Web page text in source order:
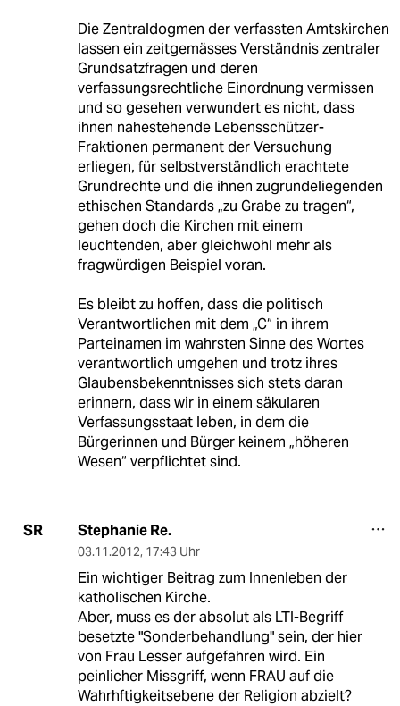
Die Zentraldogmen der verfassten Amtskirchen
lassen ein zeitgemässes Verständnis zentraler
Grundsatzfragen und deren
verfassungsrechtliche Einordnung vermissen
und so gesehen verwundert es nicht, dass
ihnen nahestehende Lebensschützer-
Fraktionen permanent der Versuchung
erliegen, für selbstverständlich erachtete
Grundrechte und die ihnen zugrundeliegenden
ethischen Standards „zu Grabe zu tragen“,
gehen doch die Kirchen mit einem
leuchtenden, aber gleichwohl mehr als
fragwürdigen Beispiel voran.
Es bleibt zu hoffen, dass die politisch
Verantwortlichen mit dem „C“ in ihrem
Parteinamen im wahrsten Sinne des Wortes
verantwortlich umgehen und trotz ihres
Glaubensbekenntnisses sich stets daran
erinnern, dass wir in einem säkularen
Verfassungsstaat leben, in dem die
Bürgerinnen und Bürger keinem „höheren
Wesen“ verpflichtet sind.
SR Stephanie Re.
03.11.2012, 17:43 Uhr
Ein wichtiger Beitrag zum Innenleben der
katholischen Kirche.
Aber, muss es der absolut als LTI-Begriff
besetzte "Sonderbehandlung" sein, der hier
von Frau Lesser aufgefahren wird. Ein
peinlicher Missgriff, wenn FRAU auf die
Wahrhftigkeitsebene der Religion abzielt?